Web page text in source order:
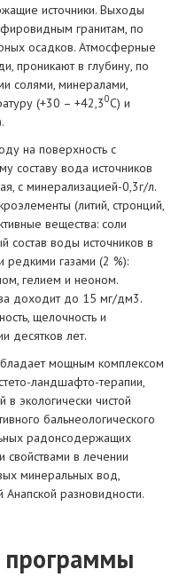
источники. Выходы
гранитам, по
осадков. Атмосферные
проникают в глубину, по
солями, минералами,
(+30 – +42,30С) и
на поверхность с
составу вода источников
с минерализацией-0,3г/л.
(литий, стронций,
вещества: соли
состав воды источников в
редкими газами (2 %):
гелием и неоном.
доходит до 15 мг/дм3.
щелочность и
десятков лет.
мощным комплексом
ландшафто-терапии,
в экологически чистой
бальнеологического
радонсодержащих
свойствами в лечении
минеральных вод,
разновидности.
программы